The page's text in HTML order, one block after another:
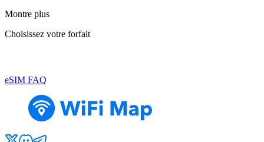
Montre plus
Choisissez votre forfait
eSIM FAQ